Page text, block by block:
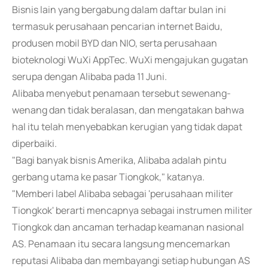
Bisnis lain yang bergabung dalam daftar bulan ini
termasuk perusahaan pencarian internet Baidu,
produsen mobil BYD dan NIO, serta perusahaan
bioteknologi WuXi AppTec. WuXi mengajukan gugatan
serupa dengan Alibaba pada 11 Juni.
Alibaba menyebut penamaan tersebut sewenang-
wenang dan tidak beralasan, dan mengatakan bahwa
hal itu telah menyebabkan kerugian yang tidak dapat
diperbaiki.
"Bagi banyak bisnis Amerika, Alibaba adalah pintu
gerbang utama ke pasar Tiongkok," katanya.
"Memberi label Alibaba sebagai 'perusahaan militer
Tiongkok' berarti mencapnya sebagai instrumen militer
Tiongkok dan ancaman terhadap keamanan nasional
AS. Penamaan itu secara langsung mencemarkan
reputasi Alibaba dan membayangi setiap hubungan AS